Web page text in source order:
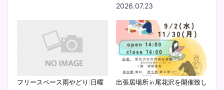
2026.07.23
フリースペース雨やどり(日曜
出張居場所㏌尾花沢を開催致し